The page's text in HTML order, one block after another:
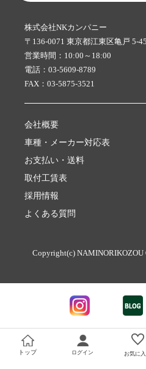
株式会社NKカンパニー
〒136-0071 東京都江東区亀戸
営業時間：10:00～18:00
電話：03-5609-8789
FAX：03-5875-3521
会社概要
車種・メーカー対応表
お支払い・送料
取付工賃表
採用情報
よくある質問
Copyright(c) NAMINORIKOZOU
トップ ログイン お気に入